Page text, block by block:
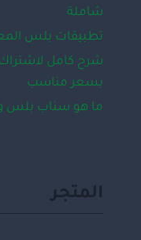
شاملة
تطبيقات بلس
شرح كامل
بسعر مناسب
ما هو سناب بلس
المتجر